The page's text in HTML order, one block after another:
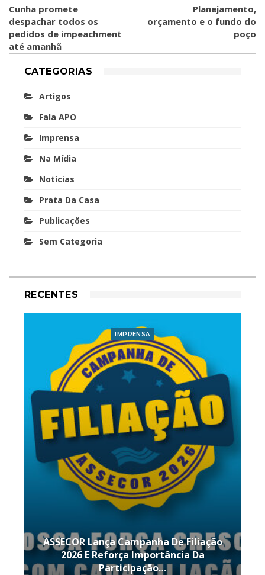
Cunha promete
despachar todos os
pedidos de impeachment
até amanhã
Planejamento,
orçamento e o fundo do
poço
CATEGORIAS
Artigos
Fala APO
Imprensa
Na Mídia
Notícias
Prata Da Casa
Publicações
Sem Categoria
RECENTES
IMPRENSA
ASSECOR Lança Campanha De Filiação
2026 E Reforça Importância Da
Participação…